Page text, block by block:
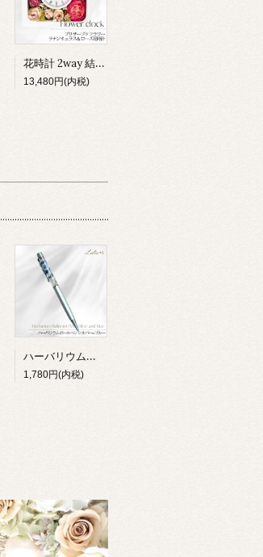
花時計 2way 結婚祝い 新築祝い 両親贈呈品 造花 掛け時計 置き時計 ラナンキュラス 薔薇 時計 フラワー ギフト プレゼント 女性 母親 誕生日 還暦祝い 母の日 開店 退職 引越し
13,480円(内税)
ハーバリウムボールペン 完成品 選べる2色 退職祝い 就職祝い 誕生日 ギフト プレゼント 女性 男性 プチギフト 花 筆記用具 送別 卒業祝い 母の日 父の日 敬老の日 お礼 Lulu＊s ルルズ
1,780円(内税)